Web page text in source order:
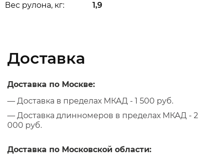
Вес рулона, кг: 1,9
Доставка
Доставка по Москве:
— Доставка в пределах МКАД - 1 500 руб.
— Доставка длинномеров в пределах МКАД - 2
000 руб.
Доставка по Московской области: